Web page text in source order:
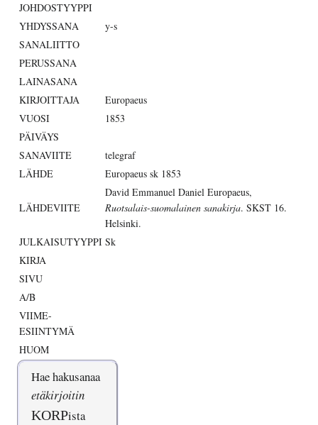
JOHDOSTYYPPI
YHDYSSANA
y-s
SANALIITTO
PERUSSANA
LAINASANA
KIRJOITTAJA
Europaeus
VUOSI
1853
PÄIVÄYS
SANAVIITE
telegraf
LÄHDE
Europaeus sk 1853
LÄHDEVIITE
David Emmanuel Daniel Europaeus,
Ruotsalais-suomalainen sanakirja. SKST 16.
Helsinki.
JULKAISUTYYPPI Sk
KIRJA
SIVU
A/B
VIIME-
ESIINTYMÄ
HUOM
Hae hakusanaa
etäkirjoitin
KORPista